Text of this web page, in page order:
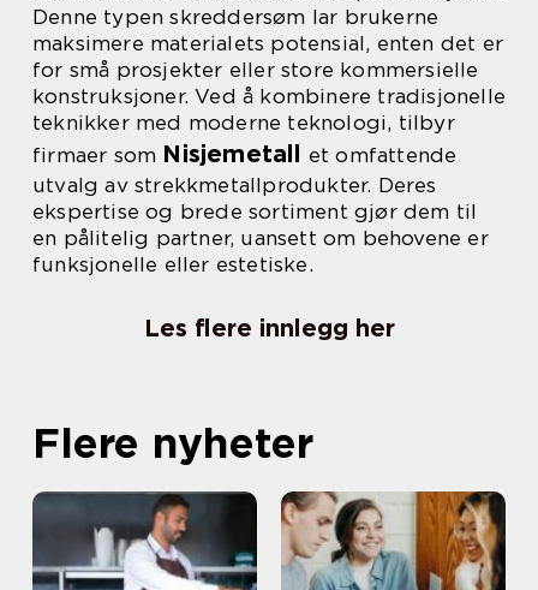
Denne typen skreddersøm lar brukerne
maksimere materialets potensial, enten det er
for små prosjekter eller store kommersielle
konstruksjoner. Ved å kombinere tradisjonelle
teknikker med moderne teknologi, tilbyr
firmaer som Nisjemetall et omfattende
utvalg av strekkmetallprodukter. Deres
ekspertise og brede sortiment gjør dem til
en pålitelig partner, uansett om behovene er
funksjonelle eller estetiske.
Les flere innlegg her
Flere nyheter